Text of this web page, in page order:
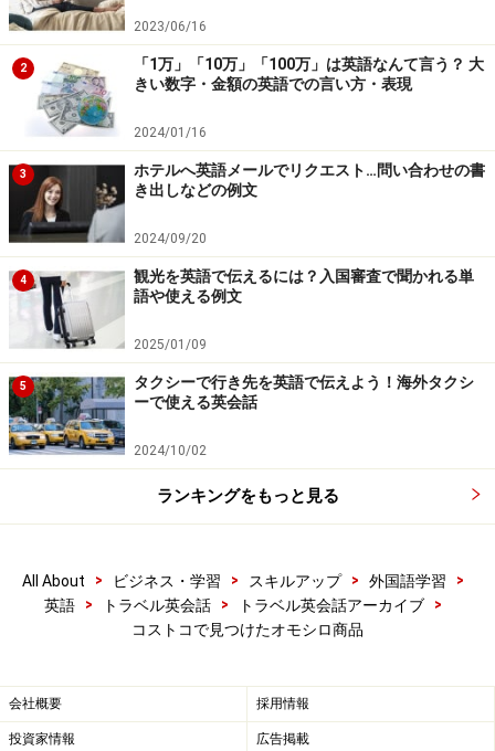
2023/06/16
2
「1万」「10万」「100万」は英語なんて言う？ 大
きい数字・金額の英語での言い方・表現
2024/01/16
3
ホテルへ英語メールでリクエスト…問い合わせの書
き出しなどの例文
2024/09/20
4
観光を英語で伝えるには？入国審査で聞かれる単
語や使える例文
2025/01/09
5
タクシーで行き先を英語で伝えよう！海外タクシ
ーで使える英会話
2024/10/02
ランキングをもっと見る
All About > ビジネス・学習 > スキルアップ > 外国語学習
>
英語
> トラベル英会話 > トラベル英会話アーカイブ
>
コストコで見つけたオモシロ商品
会社概要 採用情報
投資家情報 広告掲載